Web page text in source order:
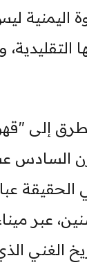
اليمنية
إلى
السادس
عبر
الغني